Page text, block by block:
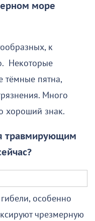
море
к
Некоторые
тёмные пятна,
Много
хороший знак.
травмирующим
особенно
чрезмерную